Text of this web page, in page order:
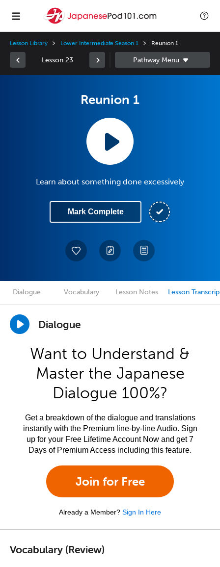
Lesson Library Lower Intermediate Season 1 Reunion 1
Lesson 23
Reunion 1
Learn about something done excessively
Mark Complete
Dialogue Vocabulary Lesson Notes Lesson
Dialogue
Want to Understand &
Master the Japanese
Dialogue 100%?
Get a breakdown of the dialogue and translations
instantly with the Premium line-by-line Audio. Sign
up for your Free Lifetime Account Now and get 7
Days of Premium Access including this feature.
Join for Free
Already a Member? Sign In Here
Vocabulary (Review)